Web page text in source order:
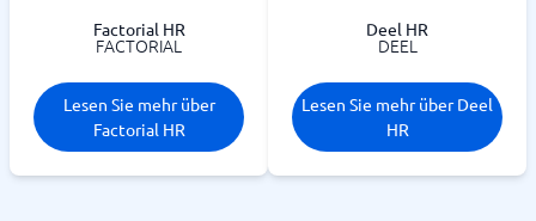
Factorial HR
FACTORIAL
Lesen Sie mehr über
Factorial HR
Deel HR
DEEL
Lesen Sie mehr über Deel
HR